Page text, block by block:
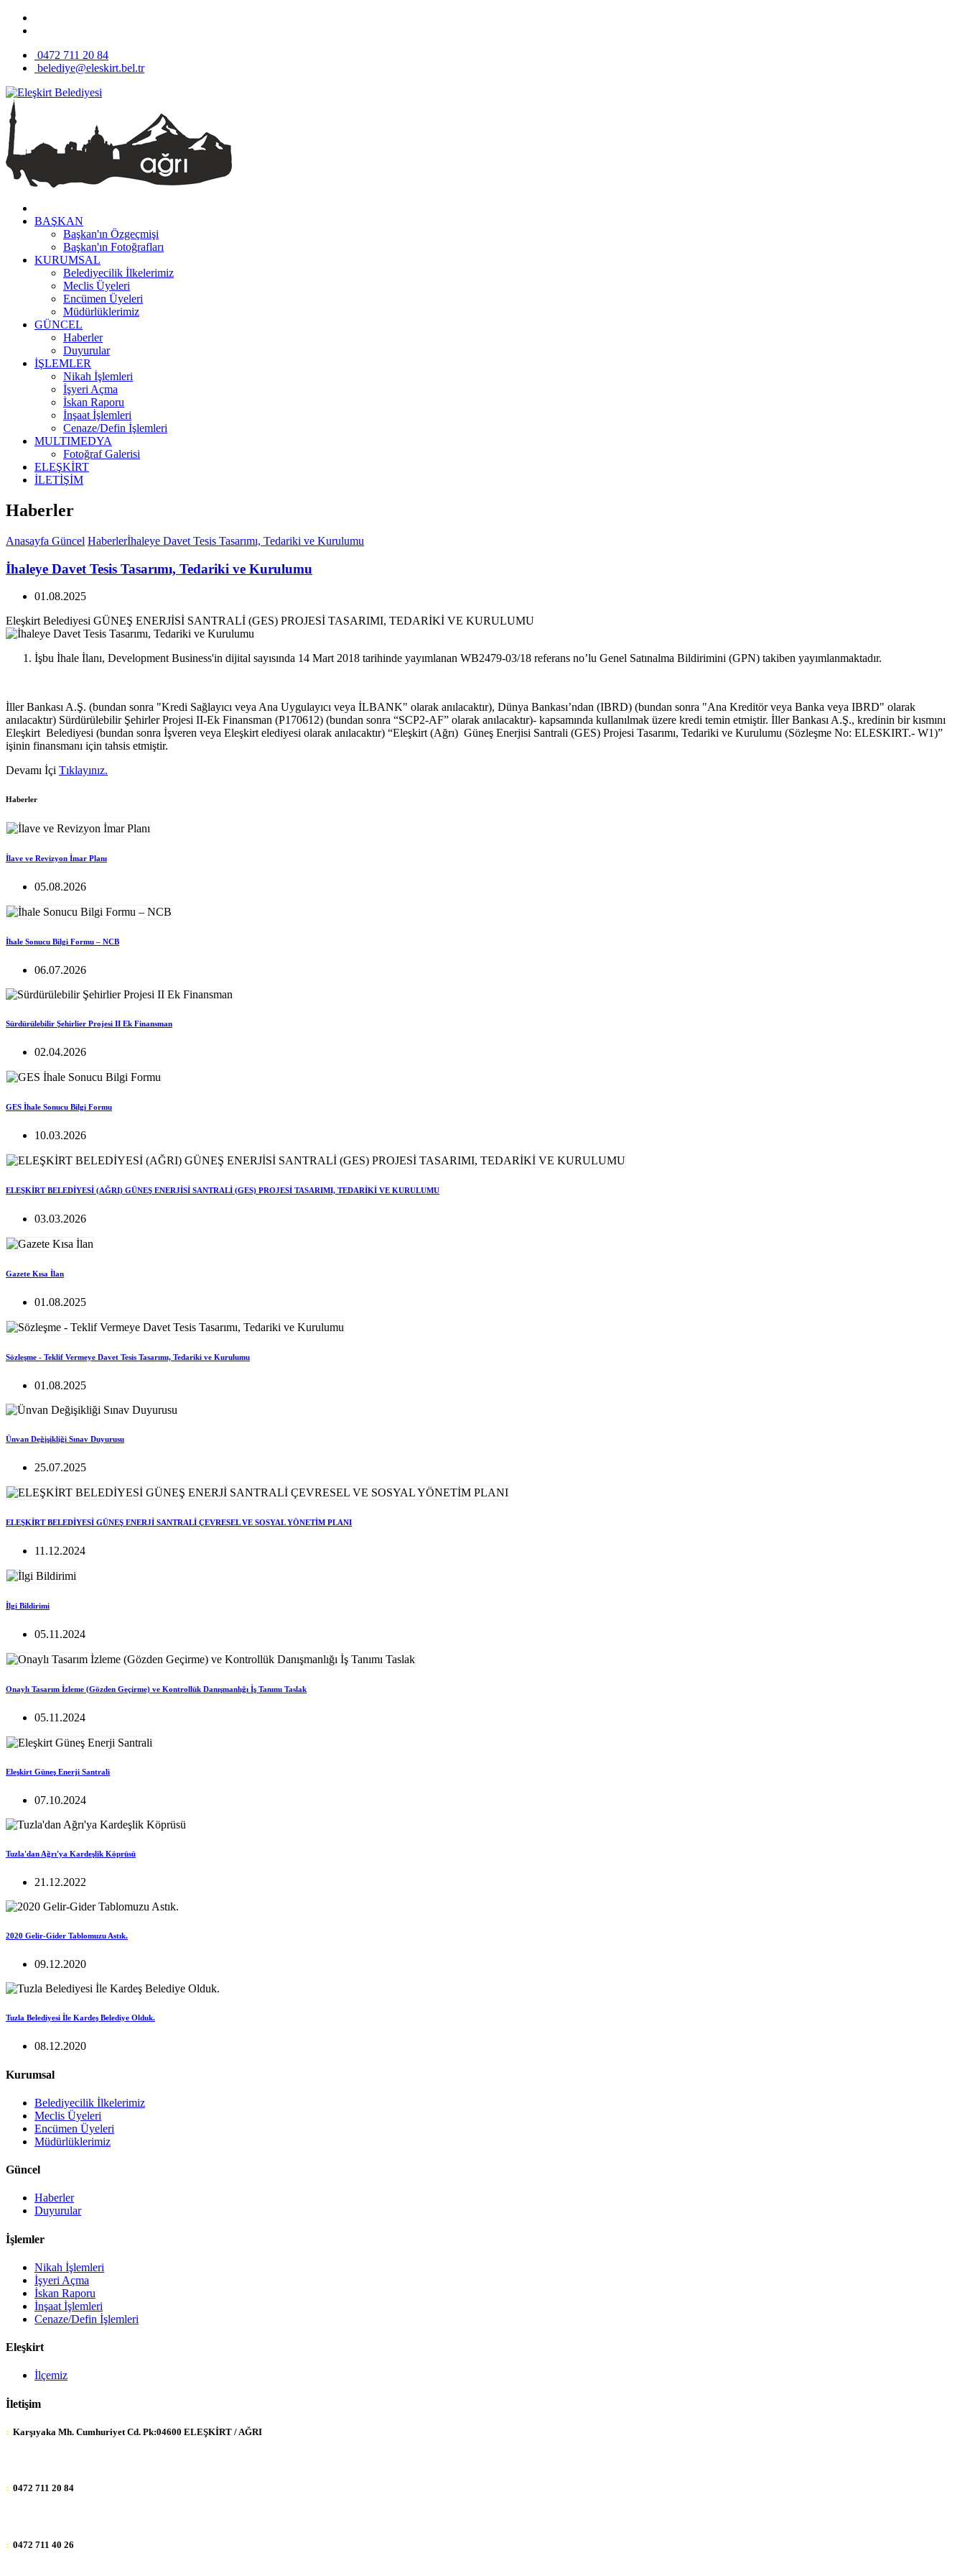
0472 711 20 84
belediye@eleskirt.bel.tr
BAŞKAN
Başkan'ın Özgeçmişi
Başkan'ın Fotoğrafları
KURUMSAL
Belediyecilik İlkelerimiz
Meclis Üyeleri
Encümen Üyeleri
Müdürlüklerimiz
GÜNCEL
Haberler
Duyurular
İŞLEMLER
Nikah İşlemleri
İşyeri Açma
İskan Raporu
İnşaat İşlemleri
Cenaze/Defin İşlemleri
MULTIMEDYA
Fotoğraf Galerisi
ELEŞKİRT
İLETİŞİM
Haberler
Anasayfa Güncel Haberlerİhaleye Davet Tesis Tasarımı, Tedariki ve Kurulumu
İhaleye Davet Tesis Tasarımı, Tedariki ve Kurulumu
01.08.2025
Eleşkirt Belediyesi GÜNEŞ ENERJİSİ SANTRALİ (GES) PROJESİ TASARIMI, TEDARİKİ VE KURULUMU
İşbu İhale İlanı, Development Business'in dijital sayısında 14 Mart 2018 tarihinde yayımlanan WB2479-03/18 referans no’lu Genel Satınalma Bildirimini (GPN) takiben yayımlanmaktadır.
İller Bankası A.Ş. (bundan sonra "Kredi Sağlayıcı veya Ana Uygulayıcı veya İLBANK" olarak anılacaktır), Dünya Bankası’ndan (IBRD) (bundan sonra "Ana Kreditör veya Banka veya IBRD" olarak
anılacaktır) Sürdürülebilir Şehirler Projesi II-Ek Finansman (P170612) (bundan sonra “SCP2-AF” olarak anılacaktır)- kapsamında kullanılmak üzere kredi temin etmiştir. İller Bankası A.Ş., kredinin bir kısmını
Eleşkirt Belediyesi (bundan sonra İşveren veya Eleşkirt elediyesi olarak anılacaktır) “Eleşkirt (Ağrı) Güneş Enerjisi Santrali (GES) Projesi Tasarımı, Tedariki ve Kurulumu (Sözleşme No: ELESKIRT.- W1)”
işinin finansmanı için tahsis etmiştir.
Devamı İçi Tıklayınız.
Haberler
İlave ve Revizyon İmar Planı
05.08.2026
İhale Sonucu Bilgi Formu – NCB
06.07.2026
Sürdürülebilir Şehirlier Projesi II Ek Finansman
02.04.2026
GES İhale Sonucu Bilgi Formu
10.03.2026
ELEŞKİRT BELEDİYESİ (AĞRI) GÜNEŞ ENERJİSİ SANTRALİ (GES) PROJESİ TASARIMI, TEDARİKİ VE KURULUMU
03.03.2026
Gazete Kısa İlan
01.08.2025
Sözleşme - Teklif Vermeye Davet Tesis Tasarımı, Tedariki ve Kurulumu
01.08.2025
Ünvan Değişikliği Sınav Duyurusu
25.07.2025
ELEŞKİRT BELEDİYESİ GÜNEŞ ENERJİ SANTRALİ ÇEVRESEL VE SOSYAL YÖNETİM PLANI
11.12.2024
İlgi Bildirimi
05.11.2024
Onaylı Tasarım İzleme (Gözden Geçirme) ve Kontrollük Danışmanlığı İş Tanımı Taslak
05.11.2024
Eleşkirt Güneş Enerji Santrali
07.10.2024
Tuzla'dan Ağrı'ya Kardeşlik Köprüsü
21.12.2022
2020 Gelir-Gider Tablomuzu Astık.
09.12.2020
Tuzla Belediyesi İle Kardeş Belediye Olduk.
08.12.2020
Kurumsal
Belediyecilik İlkelerimiz
Meclis Üyeleri
Encümen Üyeleri
Müdürlüklerimiz
Güncel
Haberler
Duyurular
İşlemler
Nikah İşlemleri
İşyeri Açma
İskan Raporu
İnşaat İşlemleri
Cenaze/Defin İşlemleri
Eleşkirt
İlçemiz
İletişim
: Karşıyaka Mh. Cumhuriyet Cd. Pk:04600 ELEŞKİRT / AĞRI
: 0472 711 20 84
: 0472 711 40 26